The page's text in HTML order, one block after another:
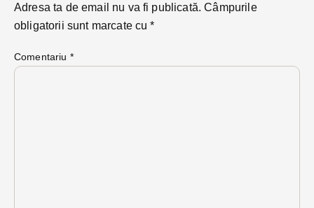
Adresa ta de email nu va fi publicată. Câmpurile
obligatorii sunt marcate cu*
Comentariu *